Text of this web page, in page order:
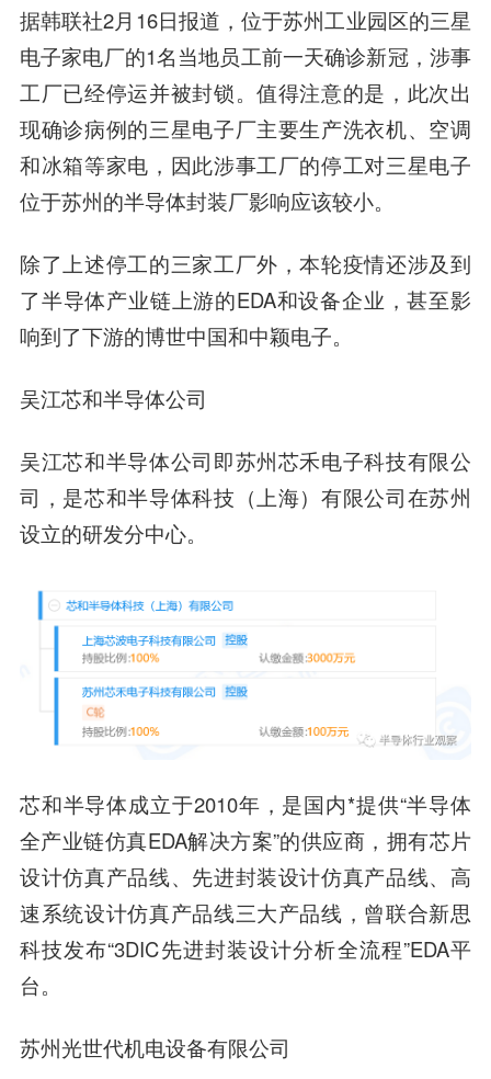
据韩联社2月16日报道，位于苏州工业园区的三星
电子家电厂的1名当地员工前一天确诊新冠，涉事
工厂已经停运并被封锁。值得注意的是，此次出
现确诊病例的三星电子厂主要生产洗衣机、空调
和冰箱等家电，因此涉事工厂的停工对三星电子
位于苏州的半导体封装厂影响应该较小。
除了上述停工的三家工厂外，本轮疫情还涉及到
了半导体产业链上游的EDA和设备企业，甚至影
响到了下游的博世中国和中颖电子。
吴江芯和半导体公司
吴江芯和半导体公司即苏州芯禾电子科技有限公
司，是芯和半导体科技（上海）有限公司在苏州
设立的研发分中心。
芯和半导体成立于2010年，是国内*提供“半导体
全产业链仿真EDA解决方案”的供应商，拥有芯片
设计仿真产品线、先进封装设计仿真产品线、高
速系统设计仿真产品线三大产品线，曾联合新思
科技发布“3DIC先进封装设计分析全流程”EDA平
台。
苏州光世代机电设备有限公司